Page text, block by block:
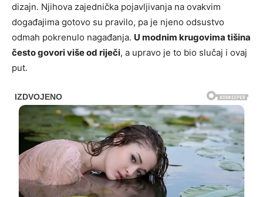
dizajn. Njihova zajednička pojavljivanja na ovakvim
događajima gotovo su pravilo, pa je njeno odsustvo
odmah pokrenulo nagađanja. U modnim krugovima tišina
često govori više od riječi, a upravo je to bio slučaj i ovaj
put.